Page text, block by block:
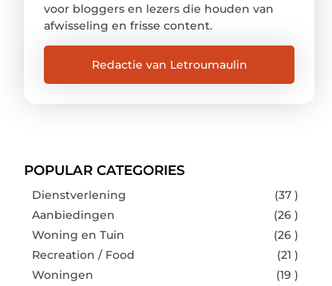
voor bloggers en lezers die houden van
afwisseling en frisse content.
Redactie van Letroumaulin
POPULAR CATEGORIES
Dienstverlening
(37 )
Aanbiedingen
(26 )
Woning en Tuin
(26 )
Recreation / Food
(21 )
Woningen
(19 )